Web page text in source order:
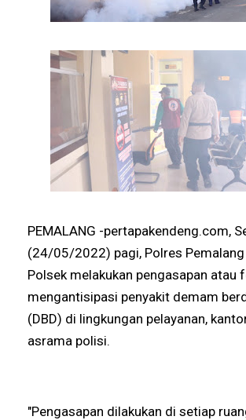
PEMALANG -pertapakendeng.com,
(24/05/2022) pagi, Polres
Polsek melakukan pengasapan atau
mengantisipasi penyakit demam
(DBD) di lingkungan pelayanan,
asrama polisi.
"Pengasapan dilakukan di setiap